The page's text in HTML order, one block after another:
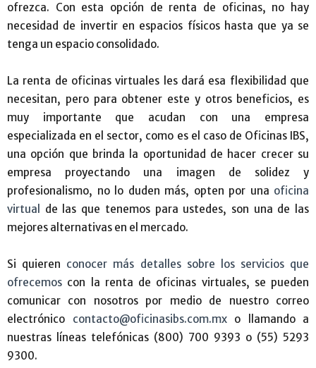
ofrezca. Con esta opción de renta de oficinas, no hay
necesidad de invertir en espacios físicos hasta que ya se
tenga un espacio consolidado.
La renta de oficinas virtuales les dará esa flexibilidad que
necesitan, pero para obtener este y otros beneficios, es
muy importante que acudan con una empresa
especializada en el sector, como es el caso de Oficinas IBS,
una opción que brinda la oportunidad de hacer crecer su
empresa proyectando una imagen de solidez y
profesionalismo, no lo duden más, opten por una oficina
virtual
de las que tenemos para ustedes, son una de las
mejores alternativas en el mercado.
Si quieren conocer más detalles sobre los servicios que
ofrecemos con la renta de oficinas virtuales, se pueden
comunicar con nosotros por medio de nuestro correo
electrónico contacto@oficinasibs.com.mxo llamando a
nuestras líneas telefónicas (800) 700 9393 o (55) 5293
9300.